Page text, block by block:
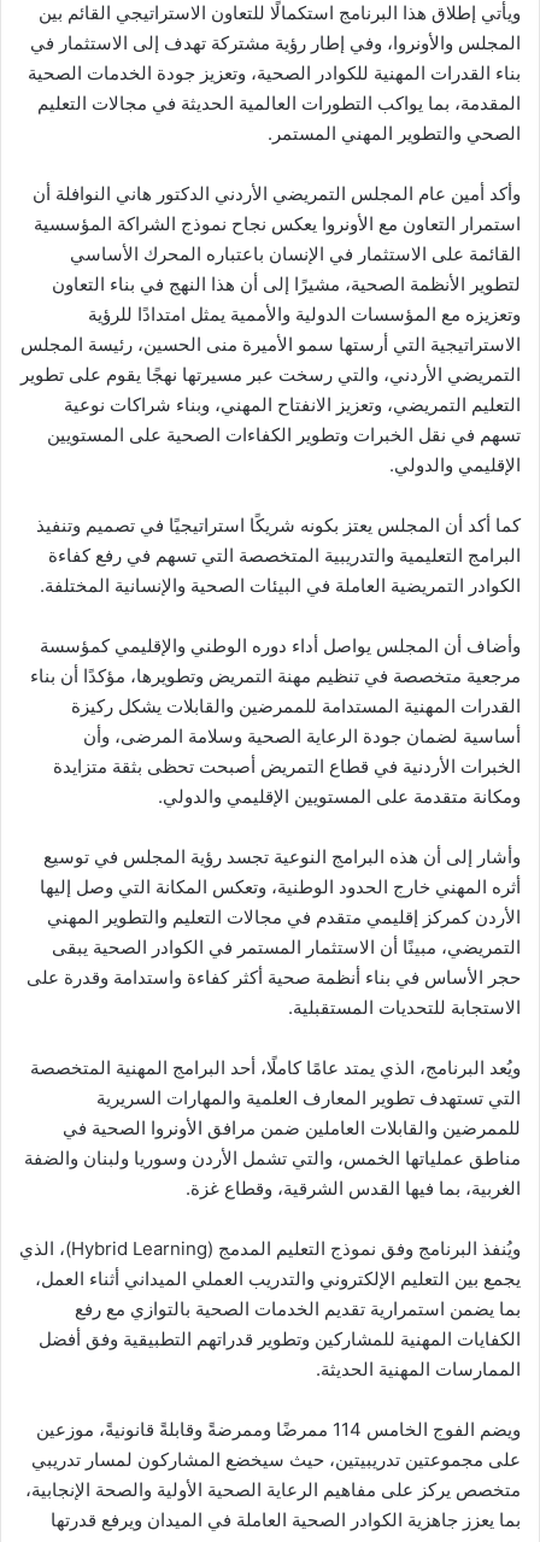
ويأتي إطلاق هذا البرنامج استكمالًا للتعاون الاستراتيجي القائم بين
المجلس والأونروا، وفي إطار رؤية مشتركة تهدف إلى الاستثمار في
بناء القدرات المهنية للكوادر الصحية، وتعزيز جودة الخدمات الصحية
المقدمة، بما يواكب التطورات العالمية الحديثة في مجالات التعليم
الصحي والتطوير المهني المستمر.
وأكد أمين عام المجلس التمريضي الأردني الدكتور هاني النوافلة أن
استمرار التعاون مع الأونروا يعكس نجاح نموذج الشراكة المؤسسية
القائمة على الاستثمار في الإنسان باعتباره المحرك الأساسي
لتطوير الأنظمة الصحية، مشيرًا إلى أن هذا النهج في بناء التعاون
وتعزيزه مع المؤسسات الدولية والأممية يمثل امتدادًا للرؤية
الاستراتيجية التي أرستها سمو الأميرة منى الحسين، رئيسة المجلس
التمريضي الأردني، والتي رسخت عبر مسيرتها نهجًا يقوم على تطوير
التعليم التمريضي، وتعزيز الانفتاح المهني، وبناء شراكات نوعية
تسهم في نقل الخبرات وتطوير الكفاءات الصحية على المستويين
الإقليمي والدولي.
كما أكد أن المجلس يعتز بكونه شريكًا استراتيجيًا في تصميم وتنفيذ
البرامج التعليمية والتدريبية المتخصصة التي تسهم في رفع كفاءة
الكوادر التمريضية العاملة في البيئات الصحية والإنسانية المختلفة.
وأضاف أن المجلس يواصل أداء دوره الوطني والإقليمي كمؤسسة
مرجعية متخصصة في تنظيم مهنة التمريض وتطويرها، مؤكدًا أن بناء
القدرات المهنية المستدامة للممرضين والقابلات يشكل ركيزة
أساسية لضمان جودة الرعاية الصحية وسلامة المرضى، وأن
الخبرات الأردنية في قطاع التمريض أصبحت تحظى بثقة متزايدة
ومكانة متقدمة على المستويين الإقليمي والدولي.
وأشار إلى أن هذه البرامج النوعية تجسد رؤية المجلس في توسيع
أثره المهني خارج الحدود الوطنية، وتعكس المكانة التي وصل إليها
الأردن كمركز إقليمي متقدم في مجالات التعليم والتطوير المهني
التمريضي، مبينًا أن الاستثمار المستمر في الكوادر الصحية يبقى
حجر الأساس في بناء أنظمة صحية أكثر كفاءة واستدامة وقدرة على
الاستجابة للتحديات المستقبلية.
ويُعد البرنامج، الذي يمتد عامًا كاملًا، أحد البرامج المهنية المتخصصة
التي تستهدف تطوير المعارف العلمية والمهارات السريرية
للممرضين والقابلات العاملين ضمن مرافق الأونروا الصحية في
مناطق عملياتها الخمس، والتي تشمل الأردن وسوريا ولبنان والضفة
الغربية، بما فيها القدس الشرقية، وقطاع غزة.
ويُنفذ البرنامج وفق نموذج التعليم المدمج (Hybrid Learning)، الذي
يجمع بين التعليم الإلكتروني والتدريب العملي الميداني أثناء العمل،
بما يضمن استمرارية تقديم الخدمات الصحية بالتوازي مع رفع
الكفايات المهنية للمشاركين وتطوير قدراتهم التطبيقية وفق أفضل
الممارسات المهنية الحديثة.
ويضم الفوج الخامس 114 ممرضًا وممرضةً وقابلةً قانونيةً، موزعين
على مجموعتين تدريبيتين، حيث سيخضع المشاركون لمسار تدريبي
متخصص يركز على مفاهيم الرعاية الصحية الأولية والصحة الإنجابية،
بما يعزز جاهزية الكوادر الصحية العاملة في الميدان ويرفع قدرتها